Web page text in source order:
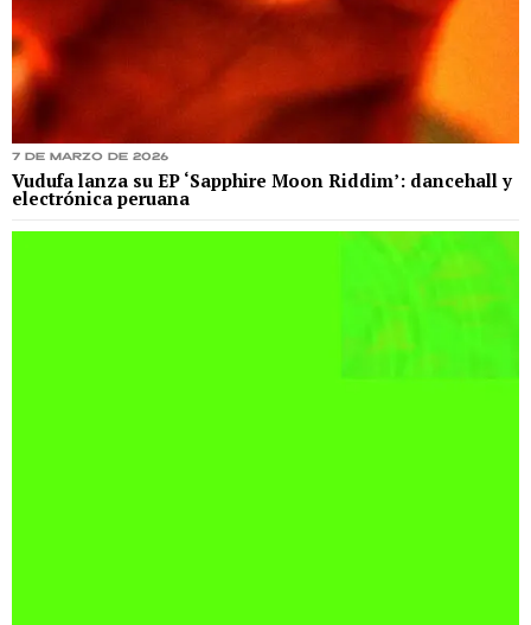
7 de marzo de 2026
Vudufa lanza su EP ‘Sapphire Moon Riddim’: dancehall y
electrónica peruana